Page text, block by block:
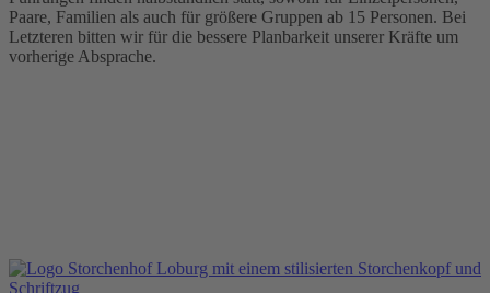
Paare, Familien als auch für größere Gruppen ab 15 Personen. Bei
Letzteren bitten wir für die bessere Planbarkeit unserer Kräfte um
vorherige Absprache.